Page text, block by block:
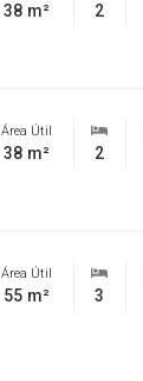
38 m² 2
Área Útil
38 m² 2
Área Útil
55 m² 3